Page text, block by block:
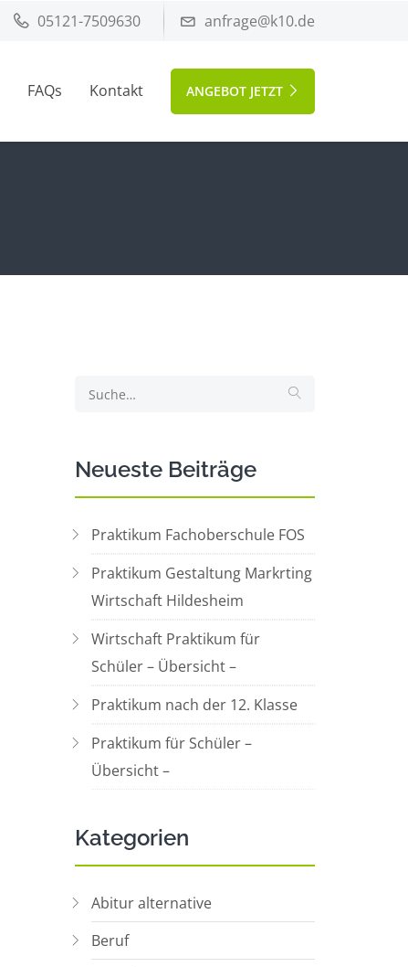
05121-7509630 anfrage@k10.de
FAQs Kontakt ANGEBOT JETZT
Neueste Beiträge
Praktikum Fachoberschule FOS
Praktikum Gestaltung Markrting
Wirtschaft Hildesheim
Wirtschaft Praktikum für
Schüler – Übersicht –
Praktikum nach der 12. Klasse
Praktikum für Schüler –
Übersicht –
Kategorien
Abitur alternative
Beruf